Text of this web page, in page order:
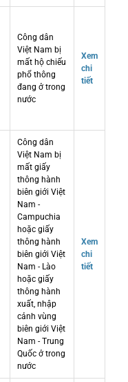
Công dân
Việt Nam bị
mất hộ chiếu
phổ thông
đang ở trong
nước
Xem
chi
tiết
Công dân
Việt Nam bị
mất giấy
thông hành
biên giới Việt
Nam -
Campuchia
hoặc giấy
thông hành
biên giới Việt
Nam - Lào
hoặc giấy
thông hành
xuất, nhập
cảnh vùng
biên giới Việt
Nam - Trung
Quốc ở trong
nước
Xem
chi
tiết